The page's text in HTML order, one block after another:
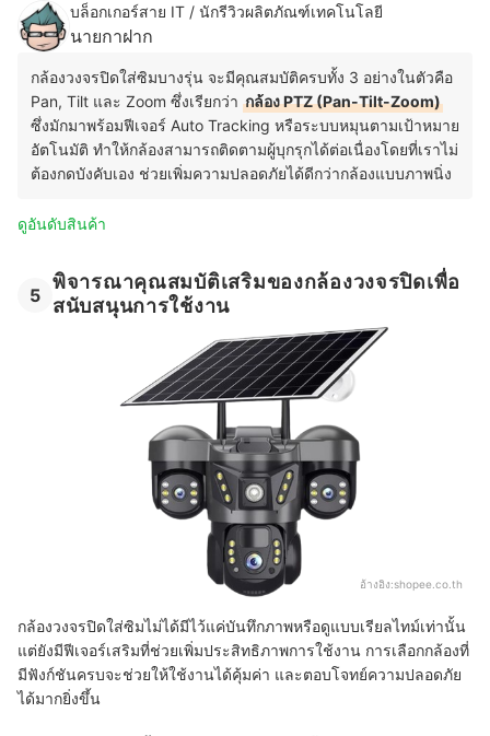
บล็อกเกอร์สาย IT / นักรีวิวผลิตภัณฑ์เทคโนโลยี
นายกาฝาก
กล้องวงจรปิดใส่ซิมบางรุ่น จะมีคุณสมบัติครบทั้ง 3 อย่างในตัวคือ
Pan, Tilt และ Zoom ซึ่งเรียกว่า กล้อง PTZ (Pan-Tilt-Zoom)
ซึ่งมักมาพร้อมฟีเจอร์ Auto Tracking หรือระบบหมุนตามเป้าหมาย
อัตโนมัติ ทำให้กล้องสามารถติดตามผู้บุกรุกได้ต่อเนื่องโดยที่เราไม่
ต้องกดบังคับเอง ช่วยเพิ่มความปลอดภัยได้ดีกว่ากล้องแบบภาพนิ่ง
ดูอันดับสินค้า
5
พิจารณาคุณสมบัติเสริมของกล้องวงจรปิดเพื่อ
สนับสนุนการใช้งาน
อ้างอิง:shopee.co.th
กล้องวงจรปิดใส่ซิมไม่ได้มีไว้แค่บันทึกภาพหรือดูแบบเรียลไทม์เท่านั้น
แต่ยังมีฟีเจอร์เสริมที่ช่วยเพิ่มประสิทธิภาพการใช้งาน การเลือกกล้องที่
มีฟังก์ชันครบจะช่วยให้ใช้งานได้คุ้มค่า และตอบโจทย์ความปลอดภัย
ได้มากยิ่งขึ้น